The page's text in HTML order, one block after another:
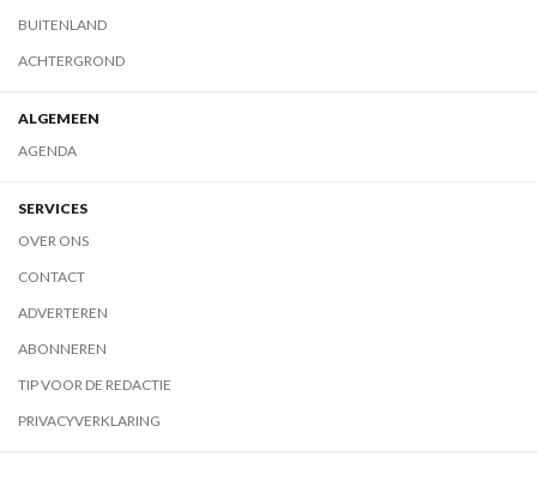
BUITENLAND
ACHTERGROND
ALGEMEEN
AGENDA
SERVICES
OVER ONS
CONTACT
ADVERTEREN
ABONNEREN
TIP VOOR DE REDACTIE
PRIVACYVERKLARING